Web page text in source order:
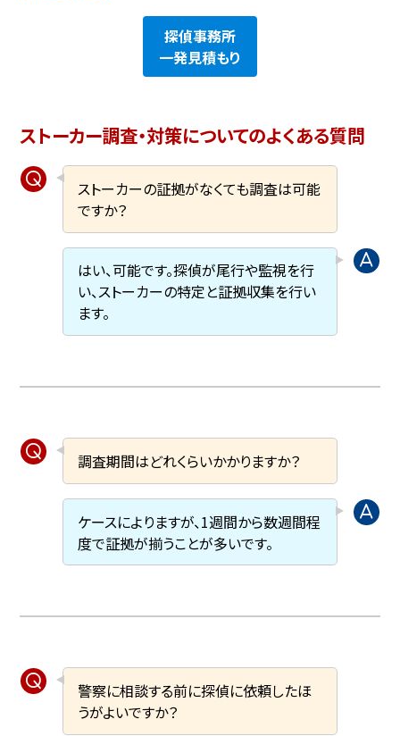
探偵事務所
一発見積もり
ストーカー調査・対策についてのよくある質問
ストーカーの証拠がなくても調査は可能
ですか？
はい、可能です。探偵が尾行や監視を行
い、ストーカーの特定と証拠収集を行い
ます。
調査期間はどれくらいかかりますか？
ケースによりますが、1週間から数週間程
度で証拠が揃うことが多いです。
警察に相談する前に探偵に依頼したほ
うがよいですか？